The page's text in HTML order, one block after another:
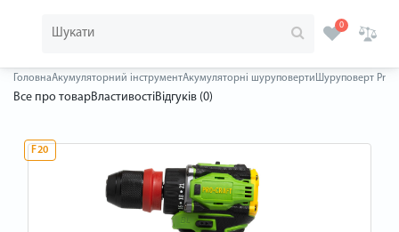
0
ГоловнаАкумуляторний інструментАкумуляторні шуруповерти Шуруповерт
Все про товарВластивостіВідгуків (0)
F20